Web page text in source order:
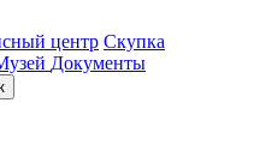
центр Cкупка
Документы